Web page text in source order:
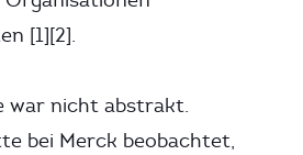
[1][2].
war nicht abstrakt.
bei Merck beobachtet,